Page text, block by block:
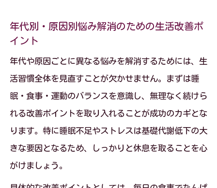
年代別・原因別悩み解消のための生活改善ポ
イント
年代や原因ごとに異なる悩みを解消するためには、生
活習慣全体を見直すことが欠かせません。まずは睡
眠・食事・運動のバランスを意識し、無理なく続けら
れる改善ポイントを取り入れることが成功のカギとな
ります。特に睡眠不足やストレスは基礎代謝低下の大
きな要因となるため、しっかりと休息を取ることを心
がけましょう。